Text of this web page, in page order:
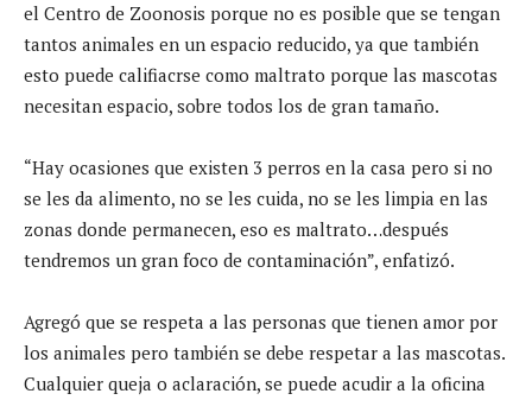
el Centro de Zoonosis porque no es posible que se tengan
tantos animales en un espacio reducido, ya que también
esto puede califiacrse como maltrato porque las mascotas
necesitan espacio, sobre todos los de gran tamaño.
“Hay ocasiones que existen 3 perros en la casa pero si no
se les da alimento, no se les cuida, no se les limpia en las
zonas donde permanecen, eso es maltrato…después
tendremos un gran foco de contaminación”, enfatizó.
Agregó que se respeta a las personas que tienen amor por
los animales pero también se debe respetar a las mascotas.
Cualquier queja o aclaración, se puede acudir a la oficina